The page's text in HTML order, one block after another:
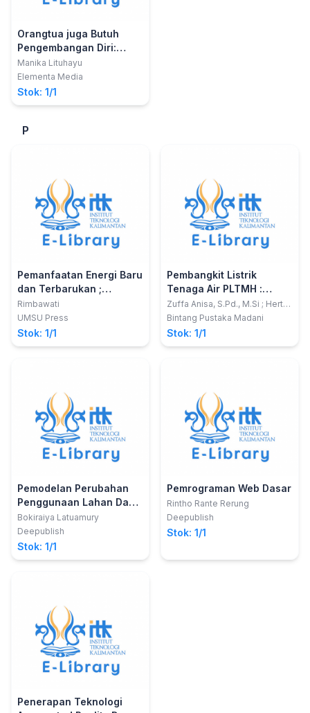
Orangtua juga Butuh
Pengembangan Diri:
Pentingnya
Pengembangan Diri
untuk Orangtua untuk
Mendidik Anak dengan
Manika Lituhayu
Elementa Media
Stok: 1/1
P
Pemanfaatan Energi Baru
dan Terbarukan ;
Mikrohidro di Rumah
Sumbul
Rimbawati
UMSU Press
Stok: 1/1
Pembangkit Listrik
Tenaga Air PLTMH :
Klasifikasi Hidropower,
Komponen, Fungsi serta
Cara Pembuatan Miniatur
PLTMH
Zuffa Anisa, S.Pd., M.Si ; Herta
Novianto, S.T., M.Si
Bintang Pustaka Madani
Stok: 1/1
Pemodelan Perubahan
Penggunaan Lahan Dan
Karakteristik Resesi
Aliran Dasar Sungai
Bokiraiya Latuamury
Deepublish
Stok: 1/1
Pemrograman Web Dasar
Rintho Rante Rerung
Deepublish
Stok: 1/1
Penerapan Teknologi